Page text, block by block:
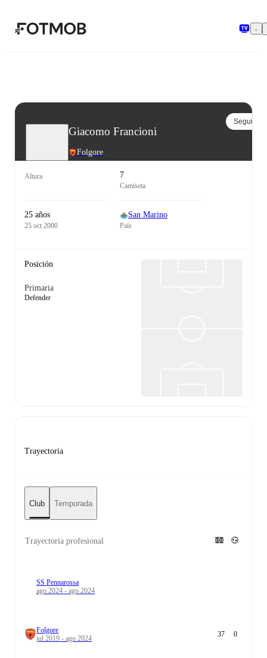
Giacomo Francioni
Folgore
Seguir
Altura 7
Camiseta
25 años
25 oct 2000
San Marino
País
Posición
Primaria
Defender
Trayectoria
Club Temporada
Trayectoria profesional
SS Pennarossa
ago 2024 - ago 2024
Folgore
jul 2019 - ago 2024
37 0